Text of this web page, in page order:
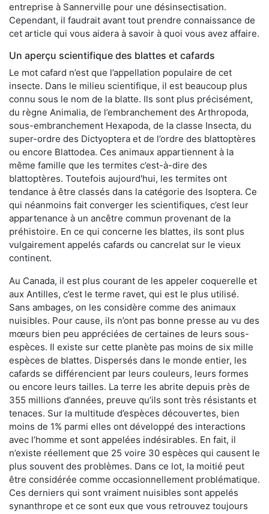
entreprise à Sannerville pour une désinsectisation.
Cependant, il faudrait avant tout prendre connaissance de
cet article qui vous aidera à savoir à quoi vous avez affaire.
Un aperçu scientifique des blattes et cafards
Le mot cafard n’est que l’appellation populaire de cet
insecte. Dans le milieu scientifique, il est beaucoup plus
connu sous le nom de la blatte. Ils sont plus précisément,
du règne Animalia, de l’embranchement des Arthropoda,
sous-embranchement Hexapoda, de la classe Insecta, du
super-ordre des Dictyoptera et de l’ordre des blattoptères
ou encore Blattodea. Ces animaux appartiennent à la
même famille que les termites c’est-à-dire des
blattoptères. Toutefois aujourd'hui, les termites ont
tendance à être classés dans la catégorie des Isoptera. Ce
qui néanmoins fait converger les scientifiques, c’est leur
appartenance à un ancêtre commun provenant de la
préhistoire. En ce qui concerne les blattes, ils sont plus
vulgairement appelés cafards ou cancrelat sur le vieux
continent.
Au Canada, il est plus courant de les appeler coquerelle et
aux Antilles, c’est le terme ravet, qui est le plus utilisé.
Sans ambages, on les considère comme des animaux
nuisibles. Pour cause, ils n’ont pas bonne presse au vu des
mœurs bien peu appréciées de certaines de leurs sous-
espèces. Il existe sur cette planète pas moins de six mille
espèces de blattes. Dispersés dans le monde entier, les
cafards se différencient par leurs couleurs, leurs formes
ou encore leurs tailles. La terre les abrite depuis près de
355 millions d’années, preuve qu’ils sont très résistants et
tenaces. Sur la multitude d’espèces découvertes, bien
moins de 1% parmi elles ont développé des interactions
avec l’homme et sont appelées indésirables. En fait, il
n’existe réellement que 25 voire 30 espèces qui causent le
plus souvent des problèmes. Dans ce lot, la moitié peut
être considérée comme occasionnellement problématique.
Ces derniers qui sont vraiment nuisibles sont appelés
synanthrope et ce sont eux que vous retrouvez toujours